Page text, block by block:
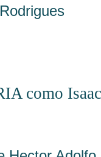
como